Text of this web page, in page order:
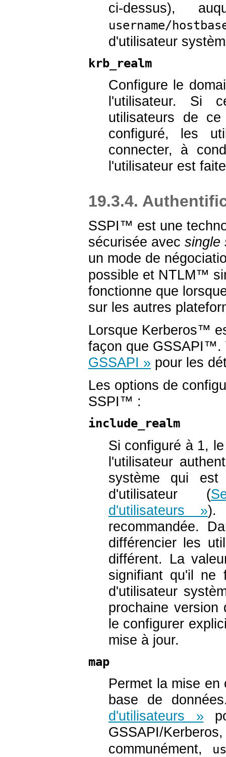
ci-dessus),
username/
d'utilisateur
krb_realm
Configure le
l'utilisateur. Si
utilisateurs de
configuré, les
connecter, à
l'utilisateur est
19.3.4.
SSPI™ est une
sécurisée avec single
un mode de
possible et NTLM™
fonctionne que
sur les autres
Lorsque Kerberos™
façon que GSSAPI™.
GSSAPI » pour les
Les options de
SSPI™ :
include_realm
Si configuré à 1,
l'utilisateur
système qui est
d'utilisateur (
d'utilisateurs »).
recommandée.
différencier les
différent. La
signifiant qu'il ne
d'utilisateur
prochaine
le configurer
mise à jour.
map
Permet la mise
base de
d'utilisateurs »
GSSAPI/
communément,